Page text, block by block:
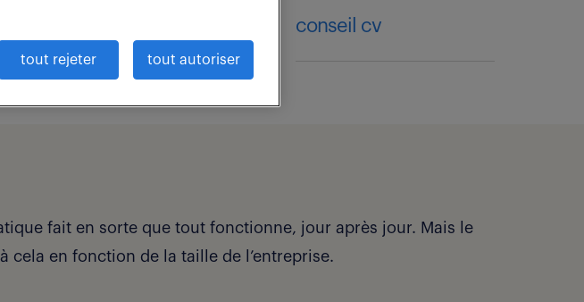
conseil cv
fait en sorte que tout fonctionne, jour après jour. Mais le
cela en fonction de la taille de l’entreprise.
tout rejeter tout autoriser